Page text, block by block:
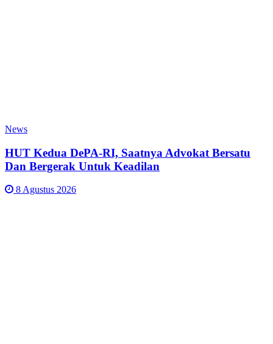
News
HUT Kedua DePA-RI, Saatnya Advokat Bersatu
Dan Bergerak Untuk Keadilan
8 Agustus 2026